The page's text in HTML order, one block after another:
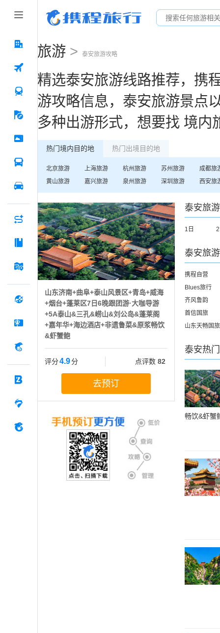
旅游 > 泰安旅游攻略
精选泰安旅游线路推荐，携
游攻略信息， 泰安旅游景点
多种出游形式，想要找 境内
热门境内目的地 热门出境目的地
北京旅游 上海旅游 杭州旅游 苏州旅游 成都旅
黄山旅游 嘉兴旅游 泉州旅游 深圳 旅游 西安旅
山东济南+曲阜+泰山风景区+青岛+威海
+烟台+蓬莱区7日6晚跟团游·大咖导游
+5A泰山&三孔&崂山&刘公岛&蓬莱阁
+嘉年华+海边酒店+非遗鲁菜&原浆畅饮
&虾蟹鲍
评分4.9分 点评数 82
去预订
泰安旅
1日
泰安旅
携程自营
Blues旅行
齐风鲁韵
首信国旅
山东天畅国旅
泰安热
畅饮&虾蟹